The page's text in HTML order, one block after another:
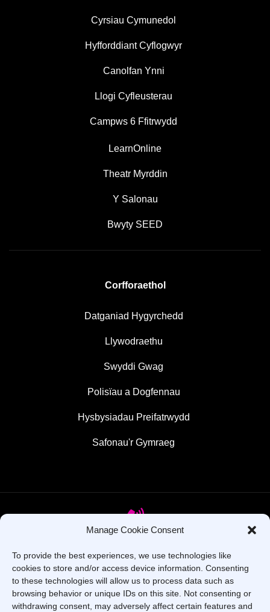
Manage Cookie Consent
To provide the best experiences, we use technologies like
cookies to store and/or access device information. Consenting
to these technologies will allow us to process data such as
browsing behavior or unique IDs on this site. Not consenting or
withdrawing consent, may adversely affect certain features and
Cyrsiau Cymunedol
Hyfforddiant Cyflogwyr
Canolfan Ynni
Llogi Cyfleusterau
Campws 6 Ffitrwydd
LearnOnline
Theatr Myrddin
Y Salonau
Bwyty SEED
Corfforaethol
Datganiad Hygyrchedd
Llywodraethu
Swyddi Gwag
Polisïau a Dogfennau
Hysbysiadau Preifatrwydd
Safonau'r Gymraeg
Oes gennych chi gwestiynau? Ffoniwch ni!
+44 1437 753 000